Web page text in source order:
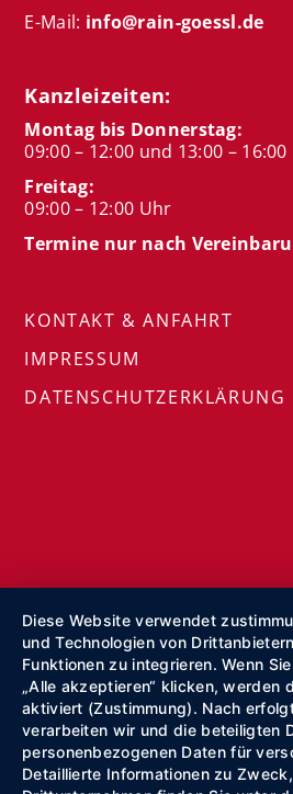
E-Mail: info@rain-goessl.de
Kanzleizeiten:
Montag bis Donnerstag:
09:00 – 12:00 und 13:00 –
Freitag:
09:00 – 12:00 Uhr
Termine nur nach
KONTAKT & ANFAHRT
IMPRESSUM
DATENSCHUTZERKLÄRUNG
Diese Website verwendet
und Technologien von
Funktionen zu integrieren. Wenn
„Alle akzeptieren“ klicken, werden
aktiviert (Zustimmung). Nach
verarbeiten wir und die beteiligten
personenbezogenen Daten für
Detaillierte Informationen zu